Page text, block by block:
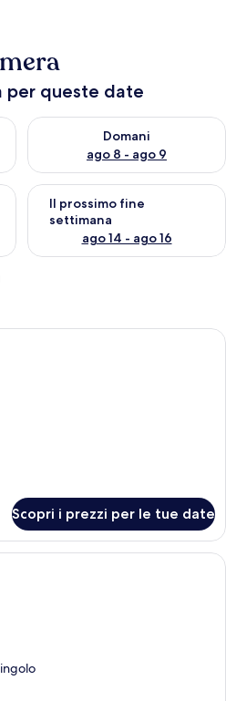
per queste date
sera, ago 7 - ago 8
Domani
ago 8 - ago 9
Verifica la disponibilità per
fine settimana, ago 7 - ago
Il prossimo fine
settimana
ago 14 - ago 16
Verifica la disponibilità per il
Una camera da letto con un letto
Scopri i prezzi per le tue date
Un letto a baldacchino con una